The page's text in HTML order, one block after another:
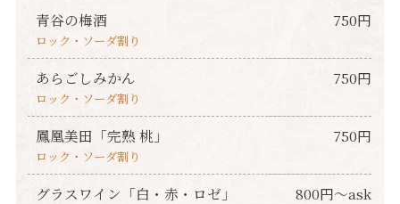
青谷の梅酒 750円
ロック・ソーダ割り
あらごしみかん 750円
ロック・ソーダ割り
鳳凰美田「完熟 桃」 750円
ロック・ソーダ割り
グラスワイン「白・赤・ロゼ」 800円〜ask